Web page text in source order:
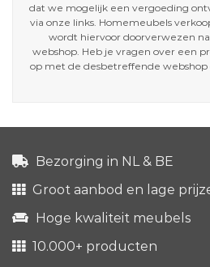
dat we mogelijk een vergoeding
via onze links. Homemeubels
wordt hiervoor doorverwezen
webshop. Heb je vragen over een
op met de desbetreffende webshop
Bezorging in NL & BE
Groot aanbod en lage
Hoge kwaliteit meubels
10.000+ producten